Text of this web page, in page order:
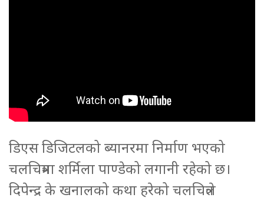
डिएस डिजिटलको ब्यानरमा निर्माण भएको
चलचित्रमा शर्मिला पाण्डेको लगानी रहेको छ।
दिपेन्द्र के खनालको कथा हरेको चलचित्रले